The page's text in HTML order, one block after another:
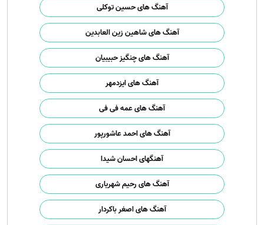
آهنگ های حسین توکلی
آهنگ های شاهین زین العابدین
آهنگ های چنگیز حبیبیان
آهنگ های ایزدمهر
آهنگ های عمه فی فی
آهنگ های احمد عاشورپور
آهنگهای احسان شیدا
آهنگ های رحیم شهریاری
آهنگ های اصغر باکردار